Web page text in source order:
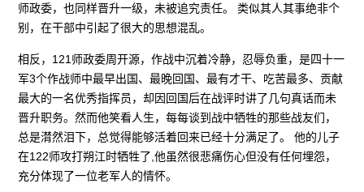
师政委，也同样晋升一级，未被追究责任。 类似其人其事绝非个
别，在干部中引起了很大的思想混乱。
相反，121师政委周开源，作战中沉着冷静，忍辱负重，是四十一
军3个作战师中最早出国、最晚回国、最有才干、吃苦最多、贡献
最大的一名优秀指挥员，却因回国后在战评时讲了几句真话而未
晋升职务。然而他笑看人生，每每谈到战中牺牲的那些战友们，
总是潸然泪下，总觉得能够活着回来已经十分满足了。 他的儿子
在122师攻打朔江时牺牲了,他虽然很悲痛伤心但没有任何埋怨，
充分体现了一位老军人的情怀。